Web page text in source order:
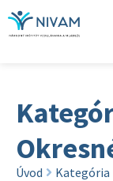
Úvod Kategória